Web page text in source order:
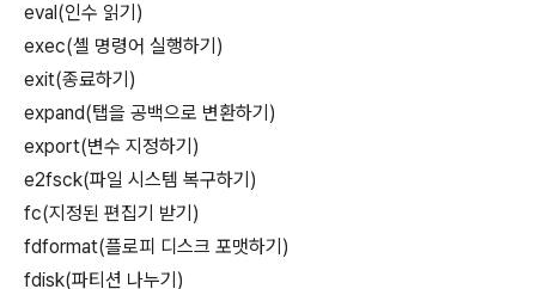
eval(인수 읽기)
exec(셸 명령어 실행하기)
exit(종료하기)
expand(탭을 공백으로 변환하기)
export(변수 지정하기)
e2fsck(파일 시스템 복구하기)
fc(지정된 편집기 받기)
fdformat(플로피 디스크 포맷하기)
fdisk(파티션 나누기)